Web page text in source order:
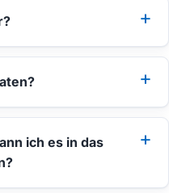
ich es in das